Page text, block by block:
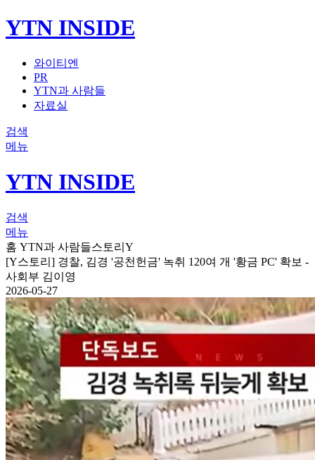
YTN INSIDE
와이티엔
PR
YTN과 사람들
자료실
검색
메뉴
YTN INSIDE
검색
메뉴
홈 YTN과 사람들스토리Y
[Y스토리] 경찰, 김경 '공천헌금' 녹취 120여 개 '황금 PC' 확보 -
사회부 김이영
2026-05-27